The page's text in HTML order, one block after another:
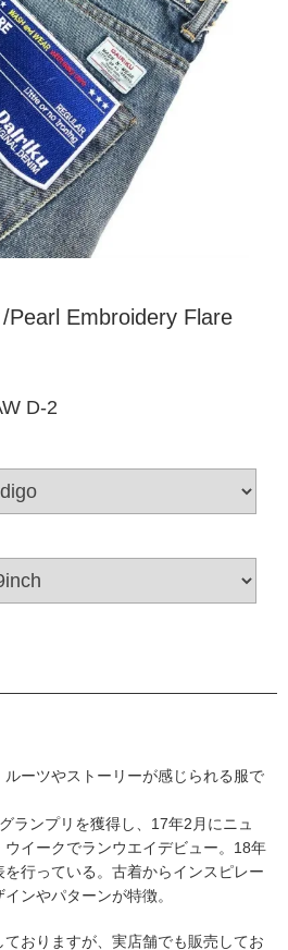
Pearl Embroidery Flare
D-2
ーツやストーリーが感じられる服で
ランプリを獲得し、17年2月にニュ
イークでランウエイデビュー。18年
行っている。古着からインスピレー
ンやパターンが特徴。
おりますが、実店舗でも販売してお